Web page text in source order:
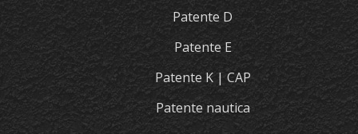
Patente D
Patente E
Patente K | CAP
Patente nautica